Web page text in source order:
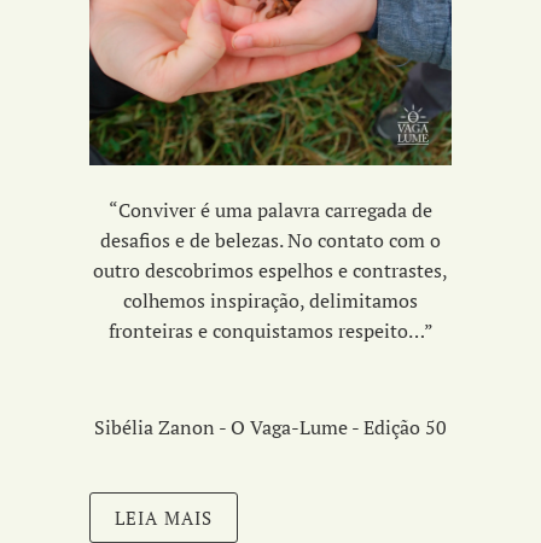
“Conviver é uma palavra carregada de
desafios e de belezas. No contato com o
outro descobrimos espelhos e contrastes,
colhemos inspiração, delimitamos
fronteiras e conquistamos respeito…”
Sibélia Zanon - O Vaga-Lume - Edição 50
LEIA MAIS